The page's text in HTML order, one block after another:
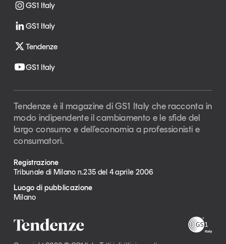
GS1 Italy
GS1 Italy
Tendenze
GS1 Italy
Tendenze è il magazine di GS1 Italy che racconta in
modo indipendente il cambiamento e le sfide del
largo consumo e dell’economia a professionisti e
consumatori.
Registrazione
Tribunale di Milano n.235 del 4 aprile 2006
Luogo di pubblicazione
Milano